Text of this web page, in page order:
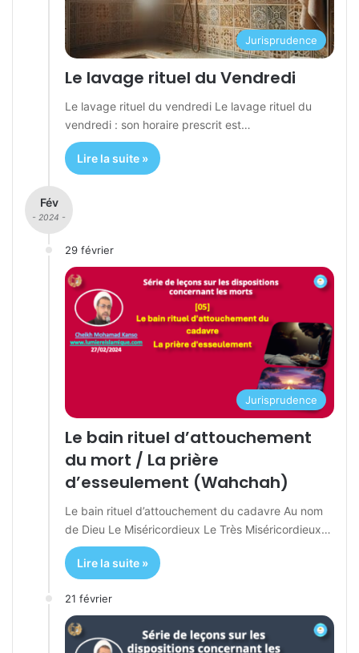
Jurisprudence
Le lavage rituel du Vendredi
Le lavage rituel du vendredi Le lavage rituel du
vendredi : son horaire prescrit est…
Lire la suite »
Fév
- 2024 -
29 février
Jurisprudence
Le bain rituel d’attouchement
du mort / La prière
d’esseulement (Wahchah)
Le bain rituel d’attouchement du cadavre Au nom
de Dieu Le Miséricordieux Le Très Miséricordieux…
Lire la suite »
21 février